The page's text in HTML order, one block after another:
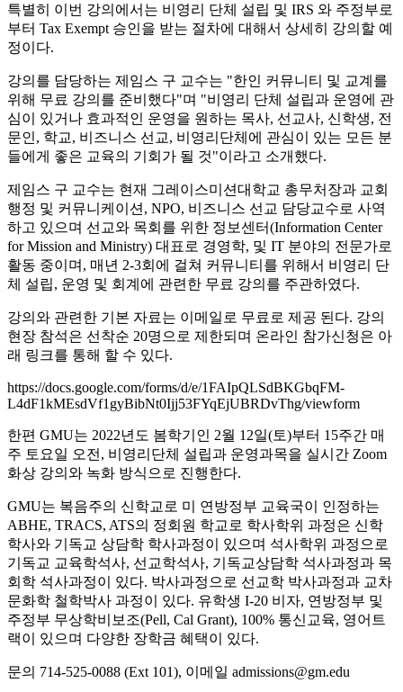
특별히 이번 강의에서는 비영리 단체 설립 및 IRS 와 주정부로
부터 Tax Exempt 승인을 받는 절차에 대해서 상세히 강의할 예
정이다.
강의를 담당하는 제임스 구 교수는 "한인 커뮤니티 및 교계를
위해 무료 강의를 준비했다"며 "비영리 단체 설립과 운영에 관
심이 있거나 효과적인 운영을 원하는 목사, 선교사, 신학생, 전
문인, 학교, 비즈니스 선교, 비영리단체에 관심이 있는 모든 분
들에게 좋은 교육의 기회가 될 것"이라고 소개했다.
제임스 구 교수는 현재 그레이스미션대학교 총무처장과 교회
행정 및 커뮤니케이션, NPO, 비즈니스 선교 담당교수로 사역
하고 있으며 선교와 목회를 위한 정보센터(Information Center
for Mission and Ministry) 대표로 경영학, 및 IT 분야의 전문가로
활동 중이며, 매년 2-3회에 걸쳐 커뮤니티를 위해서 비영리 단
체 설립, 운영 및 회계에 관련한 무료 강의를 주관하였다.
강의와 관련한 기본 자료는 이메일로 무료로 제공 된다. 강의
현장 참석은 선착순 20명으로 제한되며 온라인 참가신청은 아
래 링크를 통해 할 수 있다.
https://docs.google.com/forms/d/e/1FAIpQLSdBKGbqFM-
L4dF1kMEsdVf1gyBibNt0Ijj53FYqEjUBRDvThg/viewform
한편 GMU는 2022년도 봄학기인 2월 12일(토)부터 15주간 매
주 토요일 오전, 비영리단체 설립과 운영과목을 실시간 Zoom
화상 강의와 녹화 방식으로 진행한다.
GMU는 복음주의 신학교로 미 연방정부 교육국이 인정하는
ABHE, TRACS, ATS의 정회원 학교로 학사학위 과정은 신학
학사와 기독교 상담학 학사과정이 있으며 석사학위 과정으로
기독교 교육학석사, 선교학석사, 기독교상담학 석사과정과 목
회학 석사과정이 있다. 박사과정으로 선교학 박사과정과 교차
문화학 철학박사 과정이 있다. 유학생 I-20 비자, 연방정부 및
주정부 무상학비보조(Pell, Cal Grant), 100% 통신교육, 영어트
랙이 있으며 다양한 장학금 혜택이 있다.
문의 714-525-0088 (Ext 101), 이메일 admissions@gm.edu